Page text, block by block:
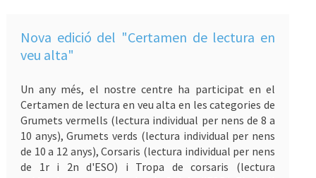
Nova edició del "Certamen de lectura en
veu alta"
Un any més, el nostre centre ha participat en el
Certamen de lectura en veu alta en les categories de
Grumets vermells (lectura individual per nens de 8 a
10 anys), Grumets verds (lectura individual per nens
de 10 a 12 anys), Corsaris (lectura individual per nens
de 1r i 2n d'ESO) i Tropa de corsaris (lectura